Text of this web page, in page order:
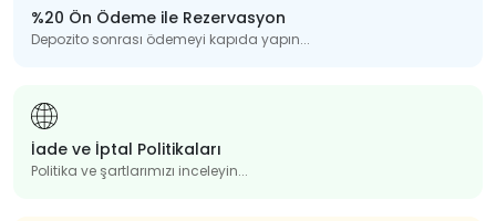
%20 Ön Ödeme ile Rezervasyon
Depozito sonrası ödemeyi kapıda yapın...
İade ve İptal Politikaları
Politika ve şartlarımızı inceleyin...